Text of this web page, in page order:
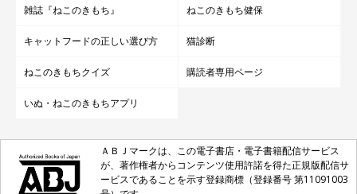
雑誌『ねこのきもち』 ねこのきもち健保
キャットフードの正しい選び方 猫診断
ねこのきもちクイズ 購読者専用ページ
いぬ・ねこのきもちアプリ
ＡＢＪマークは、この電子書店・電子書籍配信サービス
が、著作権者からコンテンツ使用許諾を得た正規版配信サ
ービスであることを示す登録商標（登録番号 第11091003